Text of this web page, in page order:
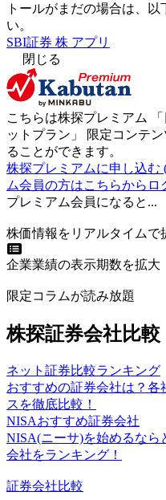
トールがまだの場合は、
い。
SBI証券 株 アプリ
閉じる
こちらは株探プレミアム 「
ットプラン 」 限定コンテン
ることができます。
株探プレミアムに申し込む
ム会員の方はこちらからロ
プレミアム会員になると...
株価情報をリアルタイムで
企業業績の表示期数を拡大
限定コラムが読み放題
株探証券会社比較
ネット証券比較ランキング
おすすめの証券会社は？
スを徹底比較！
NISAおすすめ証券会社
NISA(ニーサ)を始めるな
会社をランキング！
証券会社比較